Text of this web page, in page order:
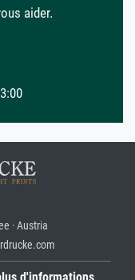
aider.
· Austria